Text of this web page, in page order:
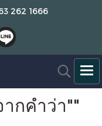
262 1666
กคำว่า""